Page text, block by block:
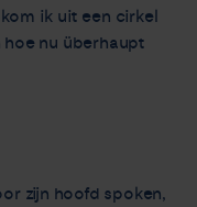
ik uit een cirkel
hoe nu überhaupt
zijn hoofd spoken,